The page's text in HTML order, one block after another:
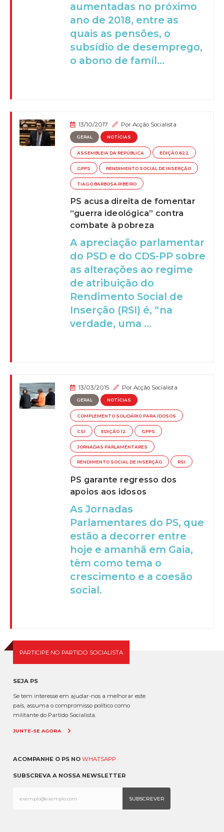
aumentadas no próximo
ano de 2018, entre as
quais as pensões, o
subsídio de desemprego,
o abono de famíl...
13/10/2017 PorAcção Socialista
GERAL NOTÍCIAS
ASSEMBLEIA DA REPÚBLICA EDIÇÃO 622
GPPS RENDIMENTO SOCIAL DE INSERÇÃO
TIAGO BARBOSA RIBEIRO
PS acusa direita de fomentar
“guerra ideológica” contra
combate à pobreza
A apreciação parlamentar
do PSD e do CDS-PP sobre
as alterações ao regime
de atribuição do
Rendimento Social de
Inserção (RSI) é, “na
verdade, uma ...
13/03/2015 PorAcção Socialista
GERAL NOTÍCIAS
COMPLEMENTO SOLIDÁRIO PARA IDOSOS
CSI EDIÇÃO 12 GPPS
JORNADAS PARLAMENTARES
RENDIMENTO SOCIAL DE INSERÇÃO RSI
PS garante regresso dos
apoios aos idosos
As Jornadas
Parlamentares do PS, que
estão a decorrer entre
hoje e amanhã em Gaia,
têm como tema o
crescimento e a coesão
social.
PARTICIPE NO PARTIDO SOCIALISTA
SEJA PS
Se tem interesse em ajudar-nos a melhorar este
país, assuma o compromisso político como
militante do Partido Socialista.
JUNTE-SE AGORA
ACOMPANHE O PS NO WHATSAPP
SUBSCREVA A NOSSA NEWSLETTER